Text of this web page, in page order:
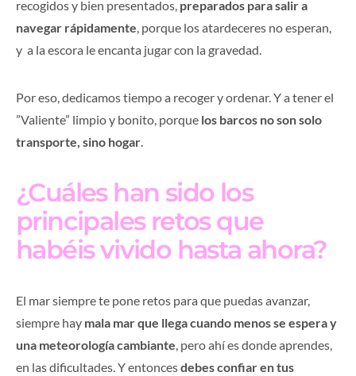
recogidos y bien presentados, preparados para salir a
navegar rápidamente, porque los atardeceres no esperan,
y a la escora le encanta jugar con la gravedad.
Por eso, dedicamos tiempo a recoger y ordenar. Y a tener el
”Valiente” limpio y bonito, porque los barcos no son solo
transporte, sino hogar.
¿Cuáles han sido los
principales retos que
habéis vivido hasta ahora?
El mar siempre te pone retos para que puedas avanzar,
siempre hay mala mar que llega cuando menos se espera y
una meteorología cambiante, pero ahí es donde aprendes,
en las dificultades. Y entoncesdebes confiar en tus